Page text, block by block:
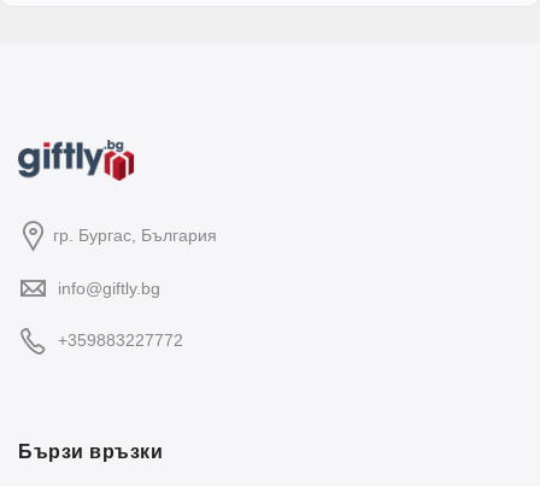
гр. Бургас, България
info@giftly.bg
+359883227772
Бързи връзки